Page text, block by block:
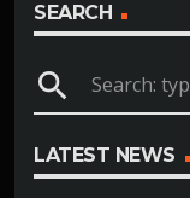
SEARCH
search
LATEST NEWS